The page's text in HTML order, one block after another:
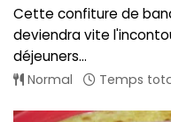
Cette confiture de
deviendra vite
déjeuners...
Normal Temps